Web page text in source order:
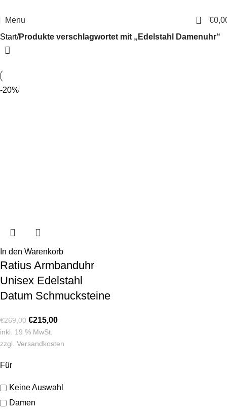
Menu 0 €
Für
Keine Auswahl
Damen
Start Produkte verschlagwortet mit „Edelstahl Damenuhr“
-20%
In den Warenkorb
Ratius Armbanduhr
Unisex Edelstahl
Datum Schmucksteine
€269,00 €215,00
inkl. 19 % MwSt.
zzgl. Versandkosten